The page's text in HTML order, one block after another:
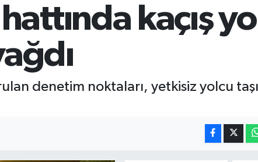
BİST100 13.779 %-14
kaçış
denetim noktaları, yetkisiz yolcu